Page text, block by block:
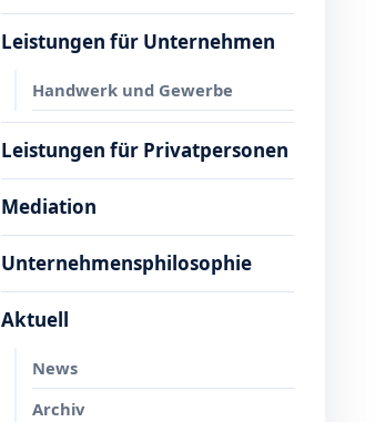
Leistungen für Unternehmen
Handwerk und Gewerbe
Leistungen für Privatpersonen
Mediation
Unternehmensphilosophie
Aktuell
News
Archiv